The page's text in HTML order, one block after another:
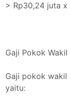
> Rp30,24 juta
Gaji Pokok Wakil
Gaji pokok wakil
yaitu: